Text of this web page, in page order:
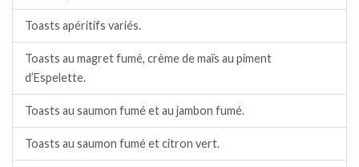
Toasts apéritifs variés.
Toasts au magret fumé, crème de maïs au piment
d’Espelette.
Toasts au saumon fumé et au jambon fumé.
Toasts au saumon fumé et citron vert.